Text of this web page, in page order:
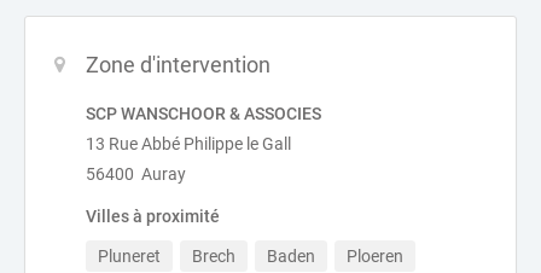
Zone d'intervention
SCP WANSCHOOR & ASSOCIES
13 Rue Abbé Philippe le Gall
56400 Auray
Villes à proximité
Pluneret Brech Baden
Ploeren